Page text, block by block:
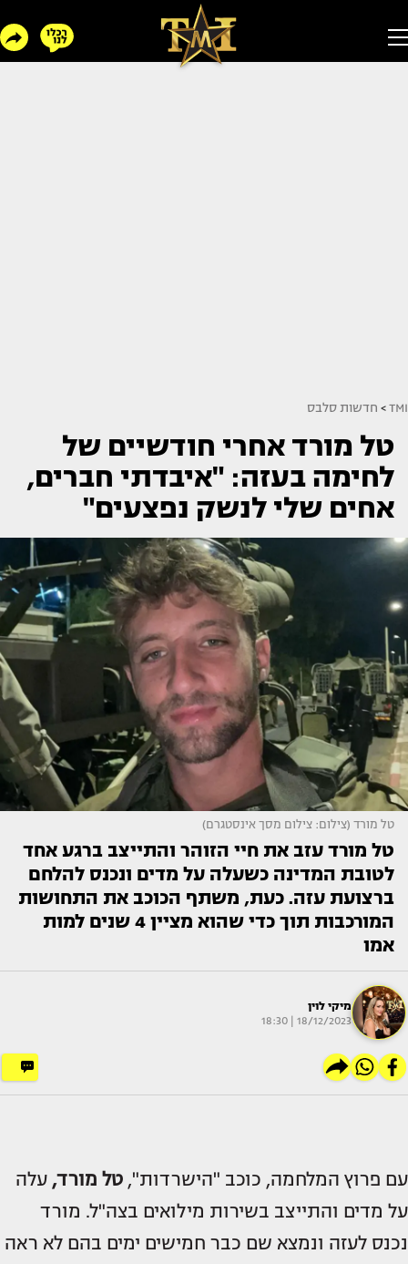
TMI
> חדשות סלבס
טל מורד אחרי חודשיים של
לחימה בעזה: "איבדתי חברים,
אחים שלי לנשק נפצעים"
טל מורד (צילום: צילום מסך אינסטגרם)
טל מורד עזב את חיי הזוהר והתייצב ברגע אחד
לטובת המדינה כשעלה על מדים ונכנס להלחם
ברצועת עזה. כעת, משתף הכוכב את התחושות
המורכבות תוך כדי שהוא מציין 4 שנים למות
אמו
מיקי לוין
18/12/2023 | 18:30
עם פרוץ המלחמה, כוכב "הישרדות", טל מורד, עלה
על מדים והתייצב בשירות מילואים בצה"ל. מורד
נכנס לעזה ונמצא שם כבר חמישים ימים בהם לא ראה